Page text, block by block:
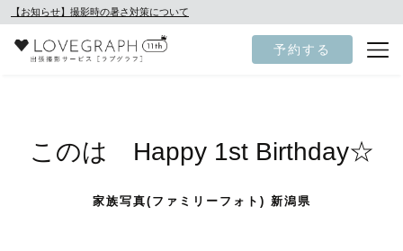
【お知らせ】撮影時の暑さ対策について
予約する
このは Happy 1st Birthday☆
家族写真(ファミリーフォト) 新潟県